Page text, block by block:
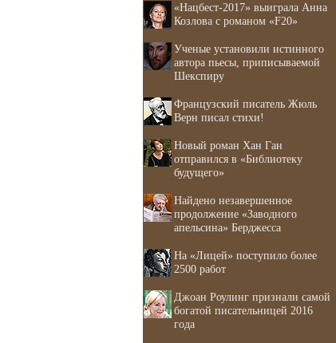
«Нацбест-2017» выиграла Анна
Козлова с романом «F20»
Ученые установили истинного
автора пьесы, приписываемой
Шекспиру
Французский писатель Жюль
Верн писал стихи!
Новый роман Хан Ган
отправился в «Библиотеку
будущего»
Найдено незавершенное
продолжение «Заводного
апельсина» Берджесса
На «Лицей» поступило более
2500 работ
Джоан Роулинг признали самой
богатой писательницей 2016
года